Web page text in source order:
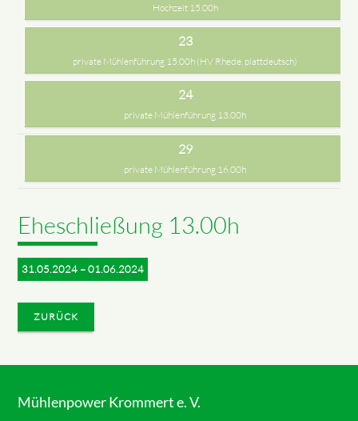
Hochzeit 15.00h
23
private Mühlenführung 15.00h (HV Rhede, plattdeutsch)
24
private Mühlenführung 13.00h
29
private Mühlenführung 16.00h
Eheschließung 13.00h
31.05.2024 – 01.06.2024
ZURÜCK
Mühlenpower Krommert e. V.